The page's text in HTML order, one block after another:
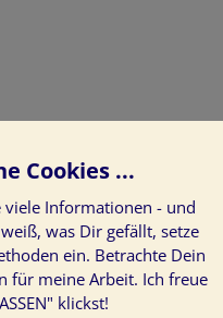
Cookies ...
viele Informationen - und
was Dir gefällt, setze
ein. Betrachte Dein
für meine Arbeit. Ich freue
klickst!